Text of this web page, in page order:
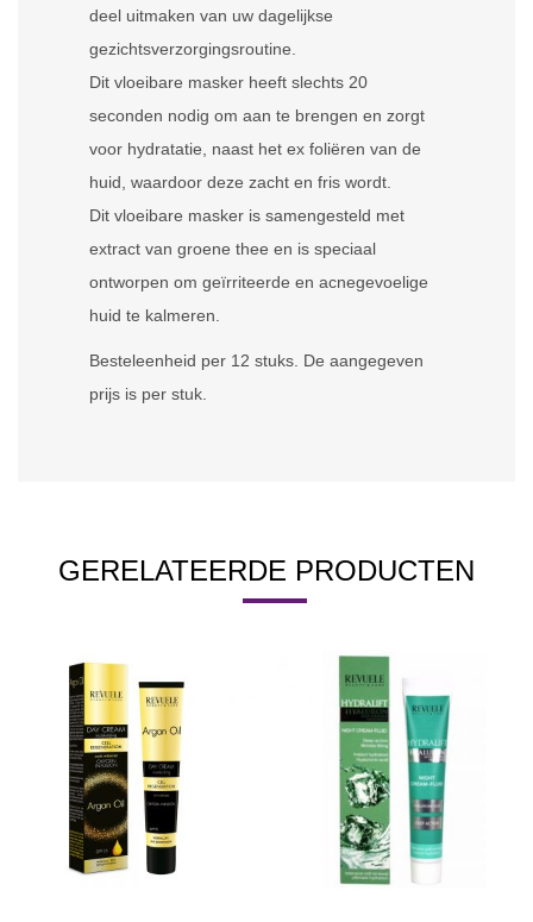
deel uitmaken van uw dagelijkse
gezichtsverzorgingsroutine.
Dit vloeibare masker heeft slechts 20
seconden nodig om aan te brengen en zorgt
voor hydratatie, naast het ex foliëren van de
huid, waardoor deze zacht en fris wordt.
Dit vloeibare masker is samengesteld met
extract van groene thee en is speciaal
ontworpen om geïrriteerde en acnegevoelige
huid te kalmeren.
Besteleenheid per 12 stuks. De aangegeven
prijs is per stuk.
GERELATEERDE PRODUCTEN